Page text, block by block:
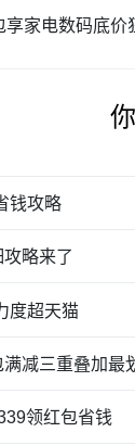
家电数码底价
钱攻略
略来了
度超天猫
减三重叠加最
领红包省钱